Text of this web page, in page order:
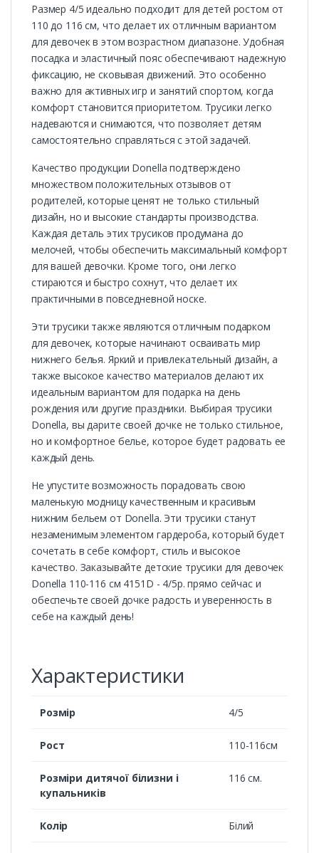
Размер 4/5 идеально подходит для детей ростом от
110 до 116 см, что делает их отличным вариантом
для девочек в этом возрастном диапазоне. Удобная
посадка и эластичный пояс обеспечивают надежную
фиксацию, не сковывая движений. Это особенно
важно для активных игр и занятий спортом, когда
комфорт становится приоритетом. Трусики легко
надеваются и снимаются, что позволяет детям
самостоятельно справляться с этой задачей.
Качество продукции Donella подтверждено
множеством положительных отзывов от
родителей, которые ценят не только стильный
дизайн, но и высокие стандарты производства.
Каждая деталь этих трусиков продумана до
мелочей, чтобы обеспечить максимальный комфорт
для вашей девочки. Кроме того, они легко
стираются и быстро сохнут, что делает их
практичными в повседневной носке.
Эти трусики также являются отличным подарком
для девочек, которые начинают осваивать мир
нижнего белья. Яркий и привлекательный дизайн, а
также высокое качество материалов делают их
идеальным вариантом для подарка на день
рождения или другие праздники. Выбирая трусики
Donella, вы дарите своей дочке не только стильное,
но и комфортное белье, которое будет радовать ее
каждый день.
Не упустите возможность порадовать свою
маленькую модницу качественным и красивым
нижним бельем от Donella. Эти трусики станут
незаменимым элементом гардероба, который будет
сочетать в себе комфорт, стиль и высокое
качество. Заказывайте детские трусики для девочек
Donella 110-116 см 4151D - 4/5р. прямо сейчас и
обеспечьте своей дочке радость и уверенность в
себе на каждый день!
Характеристики
Розмір 4/5
Рост 110-116см
Розміри дитячої білизни і
купальників
116 см.
Колір Білий